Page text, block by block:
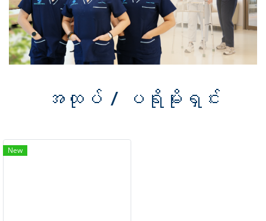
အထုပ် / ပရိုမိုးရှင်း
New